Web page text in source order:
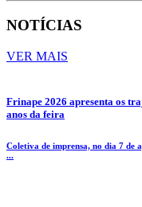
NOTÍCIAS
VER MAIS
Frinape 2026 apresenta os
anos da feira
Coletiva de imprensa, no dia 7 de
...